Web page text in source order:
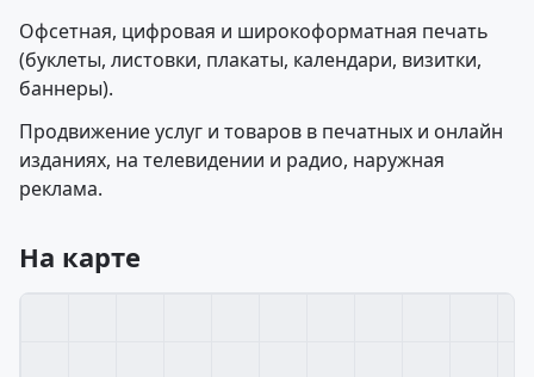
Офсетная, цифровая и широкоформатная печать
(буклеты, листовки, плакаты, календари, визитки,
баннеры).
Продвижение услуг и товаров в печатных и онлайн
изданиях, на телевидении и радио, наружная
реклама.
На карте